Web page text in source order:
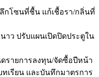
กโซนที่ชื้น แก้เชื้อรา/กลิ่นที่
าว ปรับแผนเปิดปิดประตูใน
รายการลงทุน/จัดซื้อปีหน้า
ทเรียน และบันทึกมาตรการ